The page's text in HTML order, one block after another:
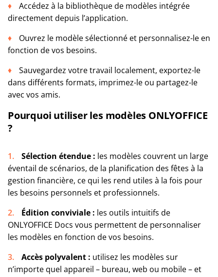
Accédez à la bibliothèque de modèles intégrée
directement depuis l’application.
Ouvrez le modèle sélectionné et personnalisez-le en
fonction de vos besoins.
Sauvegardez votre travail localement, exportez-le
dans différents formats, imprimez-le ou partagez-le
avec vos amis.
Pourquoi utiliser les modèles ONLYOFFICE
?
Sélection étendue : les modèles couvrent un large
éventail de scénarios, de la planification des fêtes à la
gestion financière, ce qui les rend utiles à la fois pour
les besoins personnels et professionnels.
Édition conviviale : les outils intuitifs de
ONLYOFFICE Docs vous permettent de personnaliser
les modèles en fonction de vos besoins.
Accès polyvalent : utilisez les modèles sur
n’importe quel appareil – bureau, web ou mobile – et